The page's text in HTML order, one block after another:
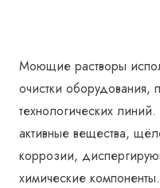
Моющие растворы
очистки оборудования,
технологических
активные вещества,
коррозии,
химические